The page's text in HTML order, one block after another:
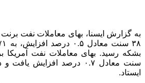
به گزارش ایسنا، بهای معاملات نفت برنت
ایستاد.